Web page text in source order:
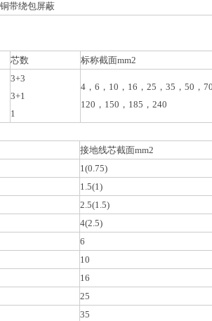
带绕包屏蔽
芯数 标称截面mm2
3+3
3+1
1
4，6，10，16，25，35，50，
120，150，185，240
接地线芯截面mm2
1(0.75)
1.5(1)
2.5(1.5)
4(2.5)
6
10
16
25
35